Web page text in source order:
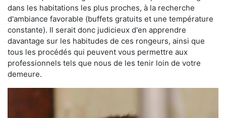
dans les habitations les plus proches, à la recherche
d'ambiance favorable (buffets gratuits et une température
constante). Il serait donc judicieux d'en apprendre
davantage sur les habitudes de ces rongeurs, ainsi que
tous les procédés qui peuvent vous permettre aux
professionnels tels que nous de les tenir loin de votre
demeure.